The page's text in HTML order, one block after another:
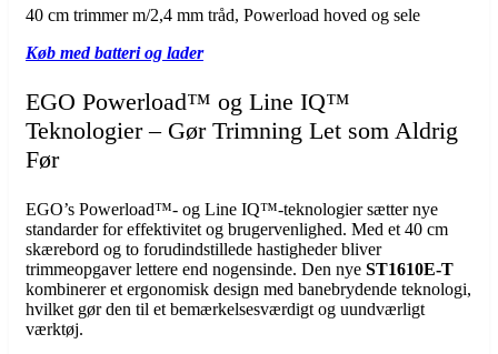
40 cm trimmer m/2,4 mm tråd, Powerload hoved og sele
Køb med batteri og lader
EGO Powerload™ og Line IQ™
Teknologier – Gør Trimning Let som Aldrig
Før
EGO’s Powerload™- og Line IQ™-teknologier sætter nye
standarder for effektivitet og brugervenlighed. Med et 40 cm
skærebord og to forudindstillede hastigheder bliver
trimmeopgaver lettere end nogensinde. Den nye ST1610E-T
kombinerer et ergonomisk design med banebrydende teknologi,
hvilket gør den til et bemærkelsesværdigt og uundværligt
værktøj.